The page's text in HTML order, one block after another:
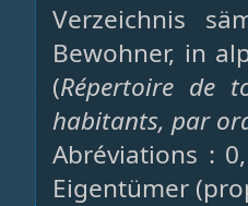
Verzeichnis
Bewohner, in
(Répertoire de
habitants, par
Abréviations :
Eigentümer